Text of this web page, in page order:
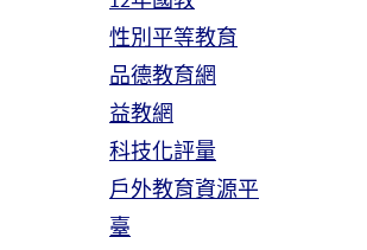
性別平等教育
品德教育網
益教網
科技化評量
戶外教育資源平
臺